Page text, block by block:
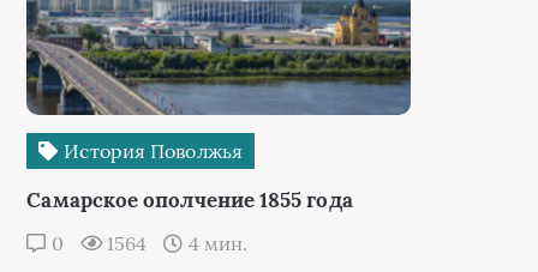
История Поволжья
Самарское ополчение 1855 года
0 1564 4 мин.